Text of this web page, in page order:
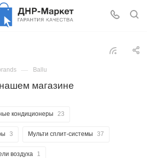
— Ballu
магазине
кондиционеры 23
3 Мульти сплит-системы 37
воздуха 1